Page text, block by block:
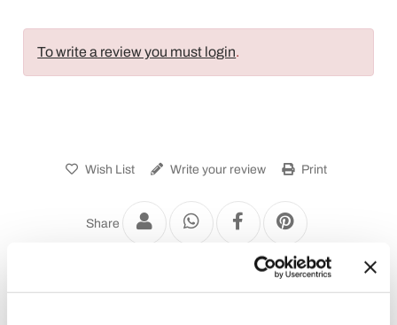
To write a review you must login.
Wish List Write your review Print
Share
Outdoor Wall Lights and Sconces